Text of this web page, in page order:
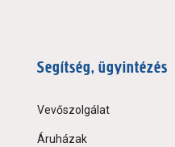
Segítség, ügyintézés
Vevőszolgálat
Áruházak